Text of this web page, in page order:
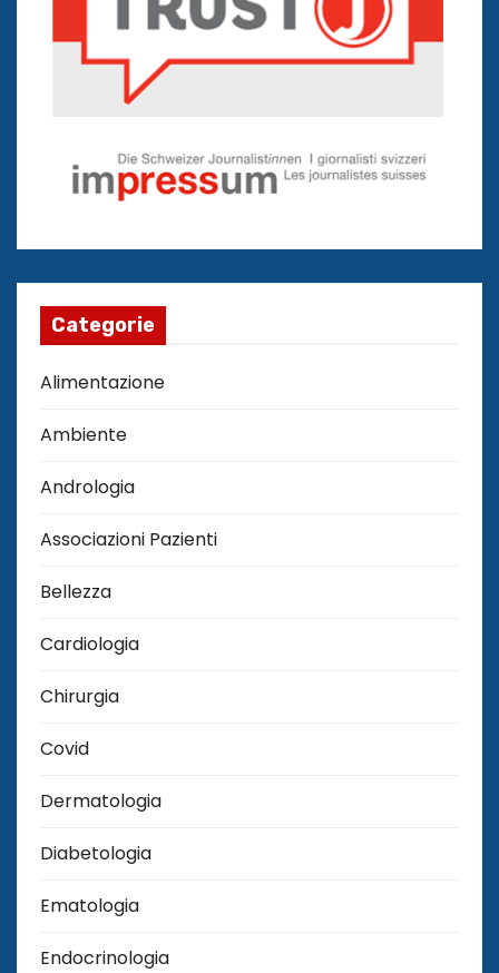
Categorie
Alimentazione
Ambiente
Andrologia
Associazioni Pazienti
Bellezza
Cardiologia
Chirurgia
Covid
Dermatologia
Diabetologia
Ematologia
Endocrinologia